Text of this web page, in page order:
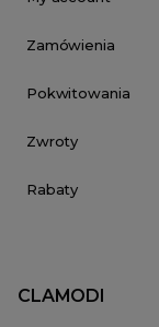
Zamówienia
Pokwitowania
Zwroty
Rabaty
CLAMODI